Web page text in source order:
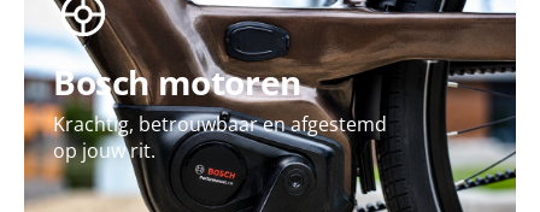
Bosch motoren
Krachtig, betrouwbaar en afgestemd
op jouw rit.